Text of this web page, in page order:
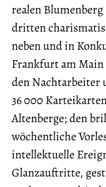
realen
dritten
neben und in
Frankfurt am Main
den Nachtarbeiter
36 000
Altenberge; den
wöchentliche
intellektuelle
Glanzauftritte,